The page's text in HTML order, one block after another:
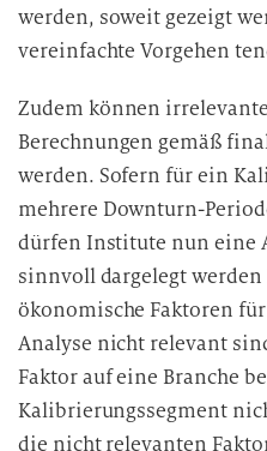
werden, soweit gezeigt
vereinfachte Vorgehen
Zudem können
Berechnungen gemäß
werden. Sofern für ein
mehrere Downturn-
dürfen Institute nun eine
sinnvoll dargelegt
ökonomische Faktoren
Analyse nicht relevant
Faktor auf eine Branche
Kalibrierungssegment
die nicht relevanten